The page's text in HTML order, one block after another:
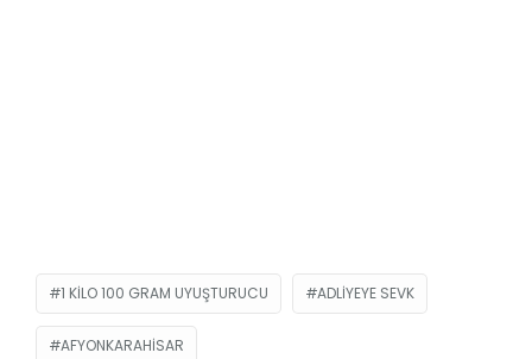
1 KILO 100 GRAM UYUŞTURUCU ADLIYEYE SEVK
AFYONKARAHISAR